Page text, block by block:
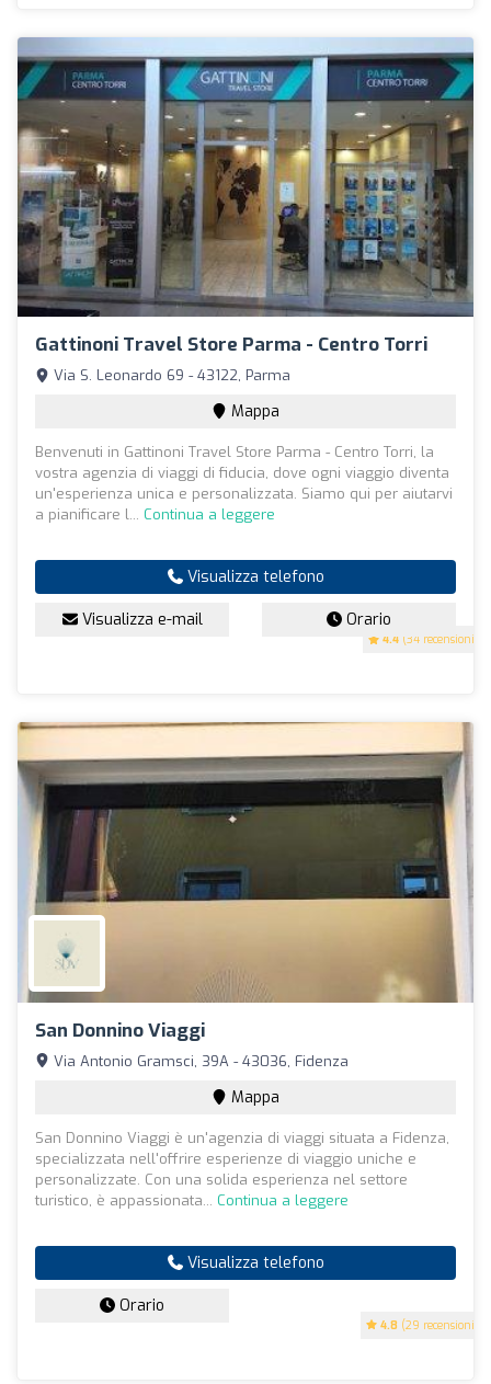
Gattinoni Travel Store Parma - Centro Torri
4.4 (34 recensioni)
Via S. Leonardo 69 - 43122, Parma
Mappa
Benvenuti in Gattinoni Travel Store Parma - Centro Torri, la
vostra agenzia di viaggi di fiducia, dove ogni viaggio diventa
un'esperienza unica e personalizzata. Siamo qui per aiutarvi
a pianificare l... Continua a leggere
Visualizza telefono
Visualizza e-mail Orario
San Donnino Viaggi
4.8 (29 recensioni)
Via Antonio Gramsci, 39A - 43036, Fidenza
Mappa
San Donnino Viaggi è un'agenzia di viaggi situata a Fidenza,
specializzata nell'offrire esperienze di viaggio uniche e
personalizzate. Con una solida esperienza nel settore
turistico, è appassionata... Continua a leggere
Visualizza telefono
Orario